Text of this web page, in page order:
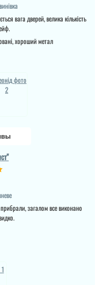
вага дверей, велика кількість
хороший метал
загалом все виконано